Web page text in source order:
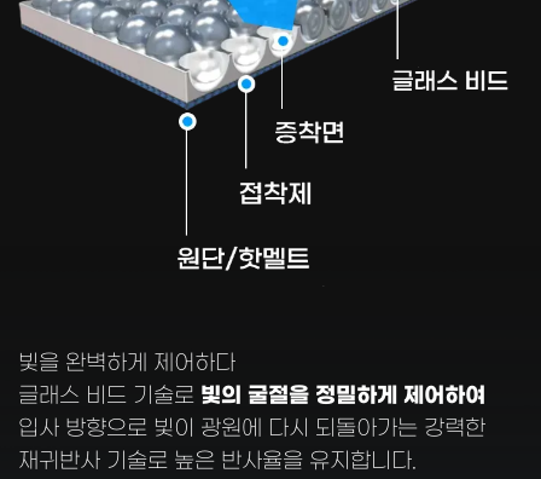
빛을 완벽하게 제어하다
글래스 비드 기술로 빛의 굴절을 정밀하게 제어하여
입사 방향으로 빛이 광원에 다시 되돌아가는 강력한
재귀반사 기술로 높은 반사율을 유지합니다.